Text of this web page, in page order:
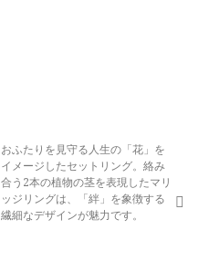
おふたりを見守る人生の「花」を
イメージしたセットリング。絡み
合う2本の植物の茎を表現したマリ
ッジリングは、「絆」を象徴する
繊細なデザインが魅力です。